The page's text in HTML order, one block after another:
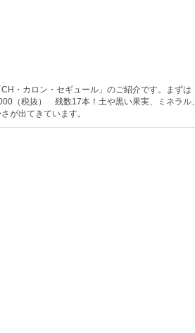
・カロン・セギュール」のご紹介です。まず
（税抜） 残数17本！土や黒い果実、ミネラル
が出てきています。